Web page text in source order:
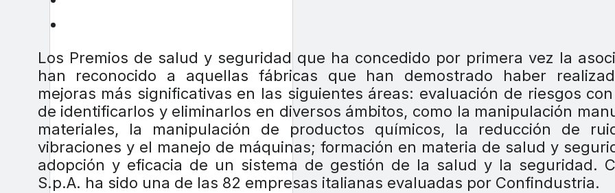
Los Premios de salud y seguridad que ha concedido por primera vez la
han reconocido a aquellas fábricas que han demostrado haber
mejoras más significativas en las siguientes áreas: evaluación de riesgos
de identificarlos y eliminarlos en diversos ámbitos, como la manipulación
materiales, la manipulación de productos químicos, la reducción de
vibraciones y el manejo de máquinas; formación en materia de salud y
adopción y eficacia de un sistema de gestión de la salud y la seguridad.
S.p.A. ha sido una de las 82 empresas italianas evaluadas por Confindustria.